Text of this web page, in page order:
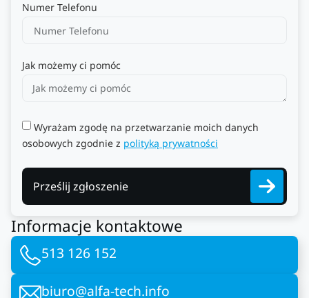
Numer Telefonu
Jak możemy ci pomóc
Wyrażam zgodę na przetwarzanie moich danych
osobowych zgodnie z polityką prywatności
Prześlij zgłoszenie
Informacje kontaktowe
513 126 152
biuro@alfa-tech.info